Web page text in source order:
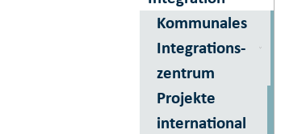
Kom­munales
Inte­grations­
zentrum
Projekte
international